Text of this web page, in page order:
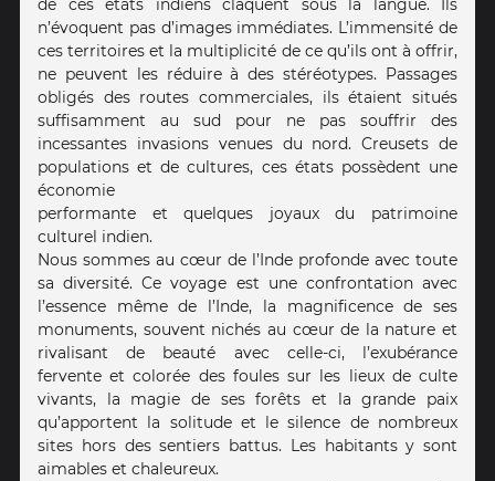
de ces états indiens claquent sous la langue. Ils
n’évoquent pas d’images immédiates. L’immensité de
ces territoires et la multiplicité de ce qu’ils ont à offrir,
ne peuvent les réduire à des stéréotypes. Passages
obligés des routes commerciales, ils étaient situés
suffisamment au sud pour ne pas souffrir des
incessantes invasions venues du nord. Creusets de
populations et de cultures, ces états possèdent une
économie
performante et quelques joyaux du patrimoine
culturel indien.
Nous sommes au cœur de l’Inde profonde avec toute
sa diversité. Ce voyage est une confrontation avec
l’essence même de l’Inde, la magnificence de ses
monuments, souvent nichés au cœur de la nature et
rivalisant de beauté avec celle-ci, l’exubérance
fervente et colorée des foules sur les lieux de culte
vivants, la magie de ses forêts et la grande paix
qu’apportent la solitude et le silence de nombreux
sites hors des sentiers battus. Les habitants y sont
aimables et chaleureux.